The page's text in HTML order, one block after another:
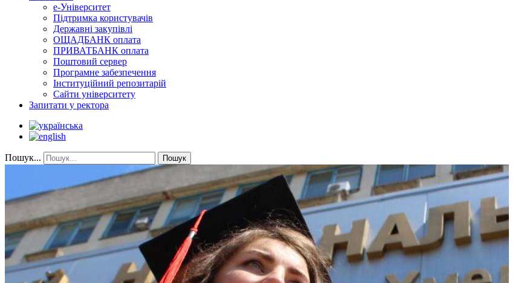
е-Університет
Підтримка користувачів
Державні закупівлі
ОЩАДБАНК оплата
ПРИВАТБАНК оплата
Поштовий сервер
Програмне забезпечення
Інституційний репозитарій
Сайти університету
Запитати у ректора
Пошук... Пошук